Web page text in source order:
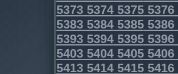
5373537453755376
5383538453855386
5393539453955396
5403540454055406
5413541454155416